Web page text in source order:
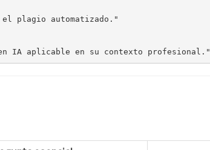
plagio automatizado."